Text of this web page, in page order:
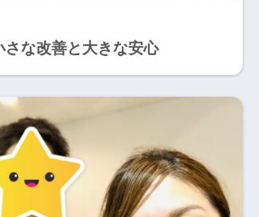
な改善と大きな安心